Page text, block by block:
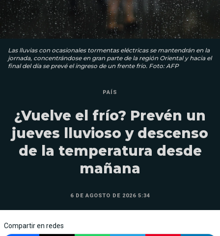
Las lluvias con ocasionales tormentas eléctricas se mantendrán en la
jornada, concentrándose en gran parte de la región Oriental y hacia el
final del día se prevé el ingreso de un frente frío. Foto: AFP
PAÍS
¿Vuelve el frío? Prevén un
jueves lluvioso y descenso
de la temperatura desde
mañana
6 DE AGOSTO DE 2026 5:34
Compartir en redes